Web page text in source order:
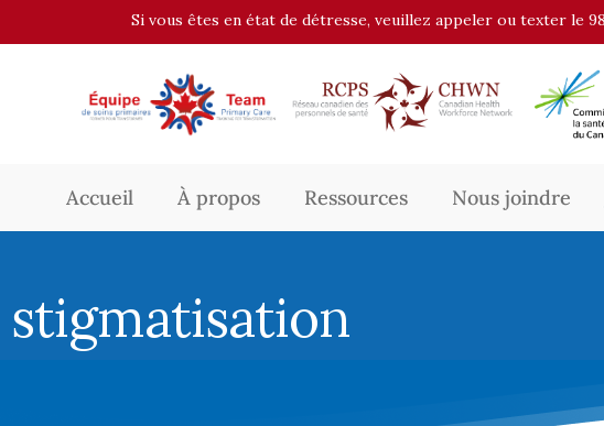
Si vous êtes en état de détresse, veuillez appeler ou texter le
Accueil À propos Ressources Nous joindre
stigmatisation